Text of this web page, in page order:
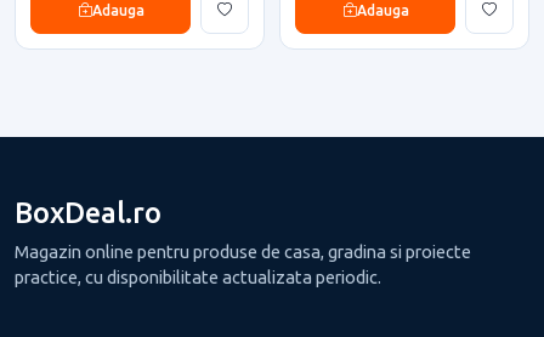
Adauga Adauga
BoxDeal.ro
Magazin online pentru produse de casa, gradina si proiecte
practice, cu disponibilitate actualizata periodic.